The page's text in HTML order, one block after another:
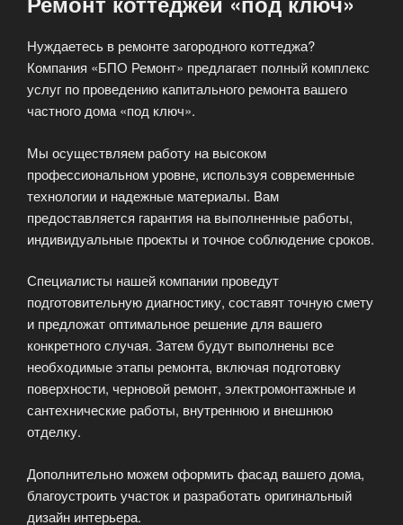
Нуждаетесь в ремонте загородного коттеджа?
Компания «БПО Ремонт» предлагает полный комплекс
услуг по проведению капитального ремонта вашего
частного дома «под ключ».
Мы осуществляем работу на высоком
профессиональном уровне, используя современные
технологии и надежные материалы. Вам
предоставляется гарантия на выполненные работы,
индивидуальные проекты и точное соблюдение сроков.
Специалисты нашей компании проведут
подготовительную диагностику, составят точную смету
и предложат оптимальное решение для вашего
конкретного случая. Затем будут выполнены все
необходимые этапы ремонта, включая подготовку
поверхности, черновой ремонт, электромонтажные и
сантехнические работы, внутреннюю и внешнюю
отделку.
Дополнительно можем оформить фасад вашего дома,
благоустроить участок и разработать оригинальный
дизайн интерьера.